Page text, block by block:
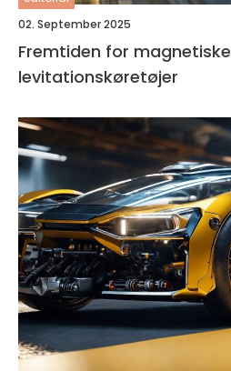
02. September 2025
Fremtiden for magnetiske
levitationskøretøjer